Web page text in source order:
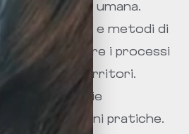
fisica e umana.
strumenti e metodi di
comprendere i processi
i territori.
principali teorie
loro applicazioni pratiche.